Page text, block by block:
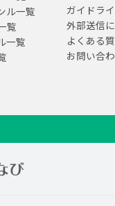
ル一覧
覧
一覧
ガイドラ
外部送信
よくある
お問い合